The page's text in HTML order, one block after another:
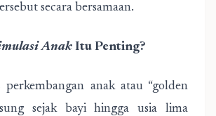
secara bersamaan.
Anak Itu Penting?
perkembangan anak atau “golden
sejak bayi hingga usia lima